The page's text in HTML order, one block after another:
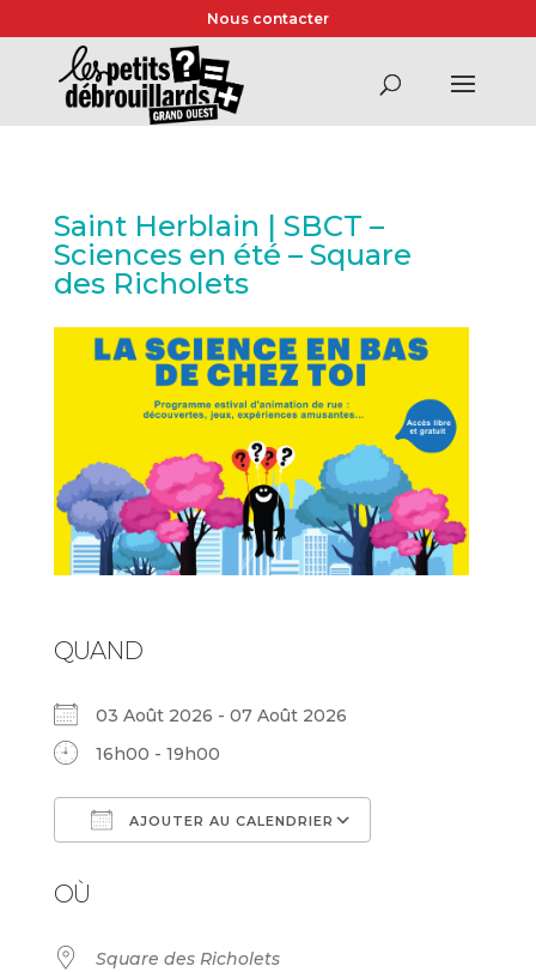
Nous contacter
Saint Herblain | SBCT –
Sciences en été – Square
des Richolets
QUAND
03 Août 2026 - 07 Août 2026
16h00 - 19h00
AJOUTER AU CALENDRIER
OÙ
Square des Richolets